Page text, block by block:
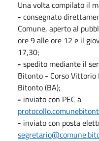
Una volta compilato il
- consegnato
Comune, aperto al
ore 9 alle ore 12 e il
17,30;
- spedito mediante il
Bitonto - Corso Vittorio
Bitonto (BA);
- inviato con PEC a
- inviato con posta